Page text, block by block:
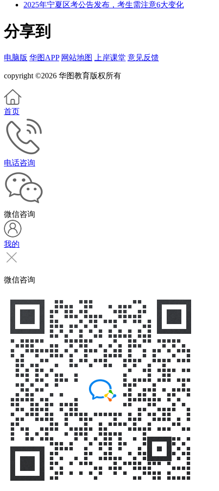
2025年宁夏区考公告发布，考生需注意6大变化
分享到
电脑版 华图APP 网站地图 上岸课堂 意见反馈
copyright ©2026 华图教育版权所有
首页
电话咨询
微信咨询
我的
微信咨询